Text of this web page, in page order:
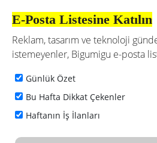
E-Posta Listesine Katılın
Reklam, tasarım ve teknoloji
istemeyenler, Bigumigu e-posta
Günlük Özet
Bu Hafta Dikkat Çekenler
Haftanın İş İlanları